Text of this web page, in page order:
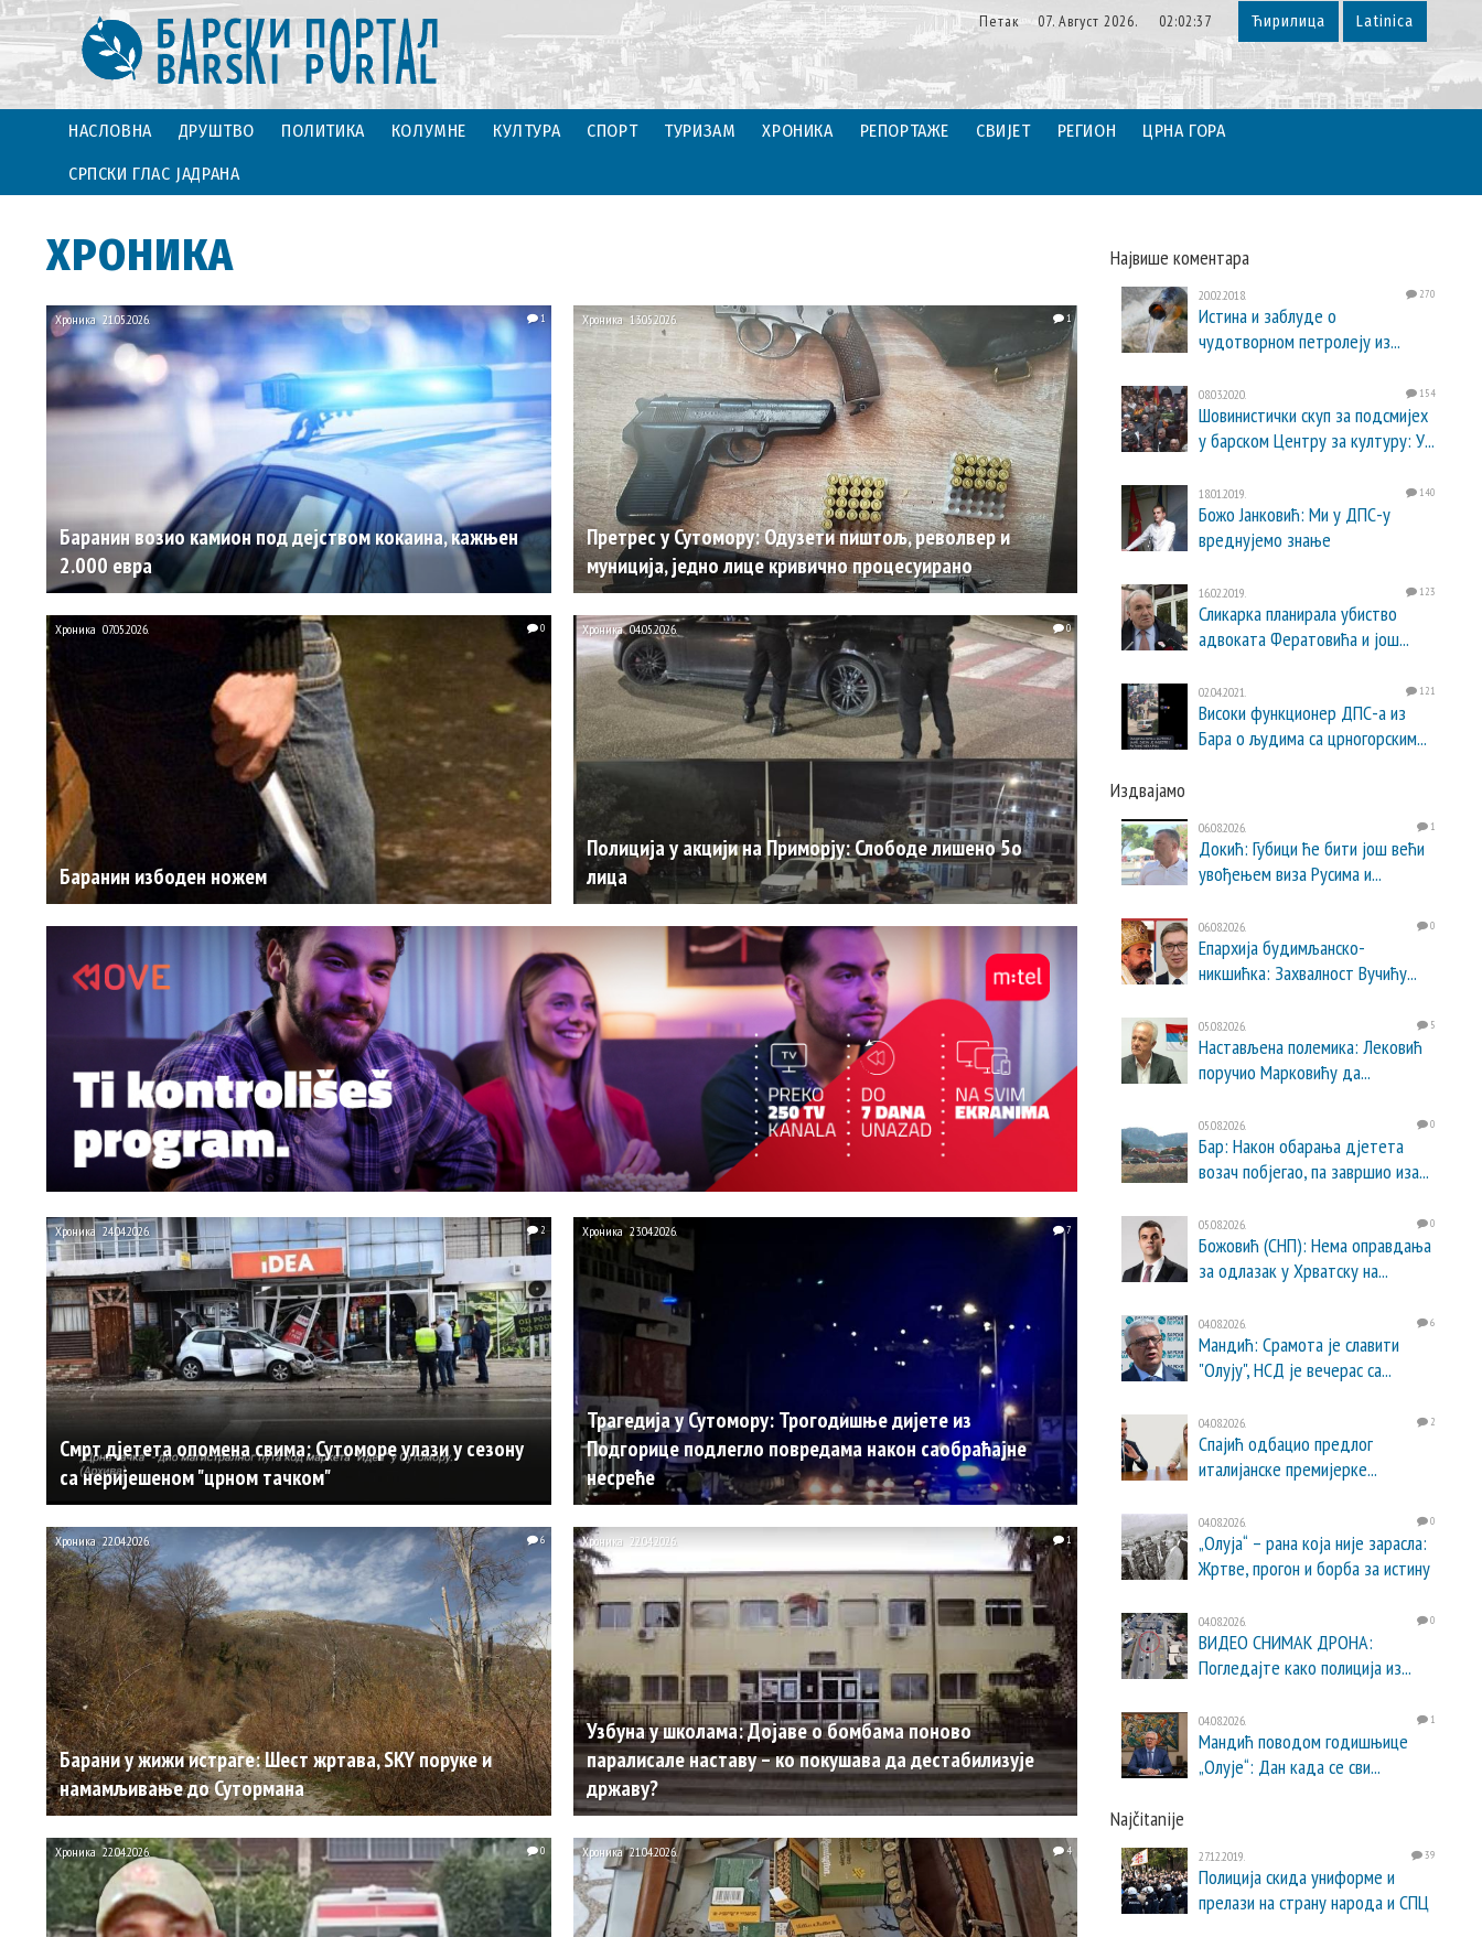
Петак 07. Август 2026. 02:02:39 Ћирилица Latinica
НАСЛОВНА ДРУШТВО ПОЛИТИКА КОЛУМНЕ КУЛТУРА СПОРТ ТУРИЗАМ ХРОНИКА РЕПОРТАЖЕ СВИЈЕТ РЕГИОН ЦРНА ГОРА
СРПСКИ ГЛАС ЈАДРАНА
ХРОНИКА
Баранин возио камион под дејством кокаина, кажњен
2.000 евра
Хроника 21.05.2026. 1
Претрес у Сутомору: Одузети пиштољ, револвер и
муниција, једно лице кривично процесуирано
Хроника 13.05.2026. 1
Баранин избоден ножем
Хроника 07.05.2026. 0
Полиција у акцији на Приморју: Слободе лишено 5о
лица
Хроника 04.05.2026. 0
Смрт дјетета опомена свима: Сутоморе улази у сезону
са неријешеном "црном тачком"
Хроника 24.04.2026. 2
Трагедија у Сутомору: Трогодишње дијете из
Подгорице подлегло повредама након саобраћајне
несреће
Хроника 23.04.2026. 7
Барани у жижи истраге: Шест жртава, SKY поруке и
намамљивање до Сутормана
Хроника 22.04.2026. 6
Узбуна у школама: Дојаве о бомбама поново
паралисале наставу – ко покушава да дестабилизује
државу?
Хроника 22.04.2026. 1
Хроника 22.04.2026. 0 Хроника 21.04.2026. 4
Највише коментара
20.02.2018. 270
Истина и заблуде о
чудотворном петролеју из...
08.03.2020. 154
Шовинистички скуп за подсмијех
у барском Центру за културу: У...
18.01.2019. 140
Божо Јанковић: Ми у ДПС-у
вреднујемо знање
16.02.2019. 123
Сликарка планирала убиство
адвоката Фератовића и још...
02.04.2021. 121
Високи функционер ДПС-а из
Бара о људима са црногорским...
Издвајамо
06.08.2026. 1
Докић: Губици ће бити још већи
увођењем виза Русима и...
06.08.2026. 0
Епархија будимљанско-
никшићка: Захвалност Вучићу...
05.08.2026. 5
Настављена полемика: Лековић
поручио Марковићу да...
05.08.2026. 0
Бар: Након обарања дјетета
возач побјегао, па завршио иза...
05.08.2026. 0
Божовић (СНП): Нема оправдања
за одлазак у Хрватску на...
04.08.2026. 6
Мандић: Срамота је славити
"Олују", НСД је вечерас са...
04.08.2026. 2
Спајић одбацио предлог
италијанске премијерке...
04.08.2026. 0
„Олуја“ – рана која није зарасла:
Жртве, прогон и борба за истину
04.08.2026. 0
ВИДЕО СНИМАК ДРОНА:
Погледајте како полиција из...
04.08.2026. 1
Мандић поводом годишњице
„Олује“: Дан када се сви...
Najčitanije
27.12.2019. 39
Полиција скида униформе и
прелази на страну народа и СПЦ